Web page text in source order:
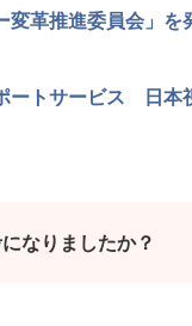
変革推進委員会」
ートサービス 日
なりましたか？